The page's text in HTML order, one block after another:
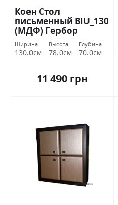
Коен Стол
письменный BIU_130
(МДФ) Гербор
Ширина
130.0см
Высота
78.0см
Глубина
70.0см
11 490 грн